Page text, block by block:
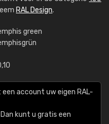
RAL Design.
green
account uw eigen RAL-
kunt u gratis een